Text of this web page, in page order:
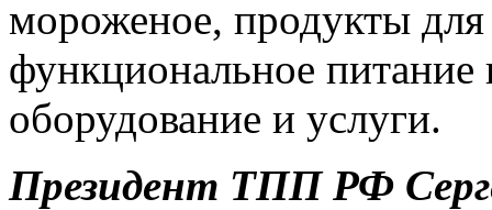
мороженое, продукты
функциональное питание
оборудование и услуги.
Президент ТПП РФ